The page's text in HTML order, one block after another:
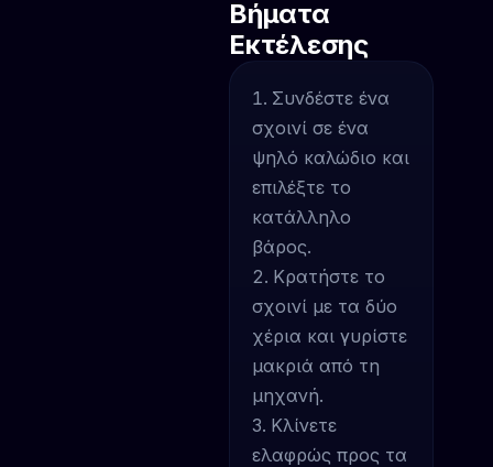
Βήματα
Εκτέλεσης
Συνδέστε ένα
σχοινί σε ένα
ψηλό καλώδιο και
επιλέξτε το
κατάλληλο
βάρος.
Κρατήστε το
σχοινί με τα δύο
χέρια και γυρίστε
μακριά από τη
μηχανή.
Κλίνετε
ελαφρώς προς τα